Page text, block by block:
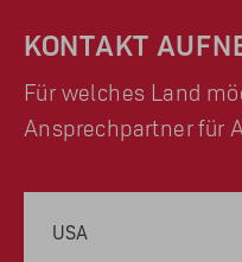
KONTAKT
Für welches Land
Ansprechpartner für
USA